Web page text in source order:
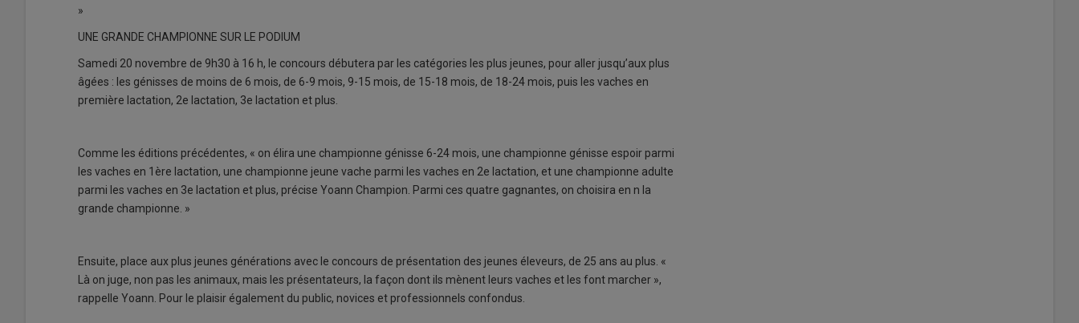
»
UNE GRANDE CHAMPIONNE SUR LE PODIUM
Samedi 20 novembre de 9h30 à 16 h, le concours débutera par les catégories les plus jeunes, pour aller jusqu’aux plus
âgées : les génisses de moins de 6 mois, de 6-9 mois, 9-15 mois, de 15-18 mois, de 18-24 mois, puis les vaches en
première lactation, 2e lactation, 3e lactation et plus.
Comme les éditions précédentes, « on élira une championne génisse 6-24 mois, une championne génisse espoir parmi
les vaches en 1ère lactation, une championne jeune vache parmi les vaches en 2e lactation, et une championne adulte
parmi les vaches en 3e lactation et plus, précise Yoann Champion. Parmi ces quatre gagnantes, on choisira en n la
grande championne. »
Ensuite, place aux plus jeunes générations avec le concours de présentation des jeunes éleveurs, de 25 ans au plus. «
Là on juge, non pas les animaux, mais les présentateurs, la façon dont ils mènent leurs vaches et les font marcher »,
rappelle Yoann. Pour le plaisir également du public, novices et professionnels confondus.